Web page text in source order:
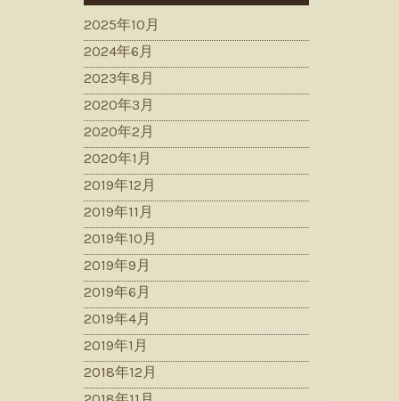
2025年10月
2024年6月
2023年8月
2020年3月
2020年2月
2020年1月
2019年12月
2019年11月
2019年10月
2019年9月
2019年6月
2019年4月
2019年1月
2018年12月